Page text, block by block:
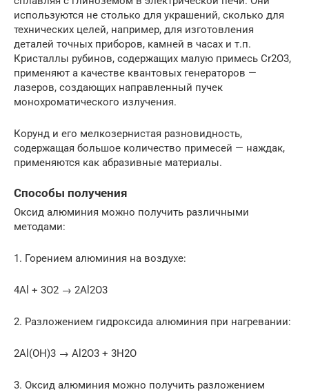
используются не столько для украшений, сколько для
технических целей, например, для изготовления
деталей точных приборов, камней в часах и т.п.
Кристаллы рубинов, содержащих малую примесь Cr2O3,
применяют а качестве квантовых генераторов —
лазеров, создающих направленный пучек
монохроматического излучения.
Корунд и его мелкозернистая разновидность,
содержащая большое количество примесей — наждак,
применяются как абразивные материалы.
Способы получения
Оксид алюминия можно получить различными
методами:
1. Горением алюминия на воздухе:
4Al + 3O2 → 2Al2O3
2. Разложением гидроксида алюминия при нагревании:
2Al(OH)3 → Al2O3 + 3H2O
3. Оксид алюминия можно получить разложением